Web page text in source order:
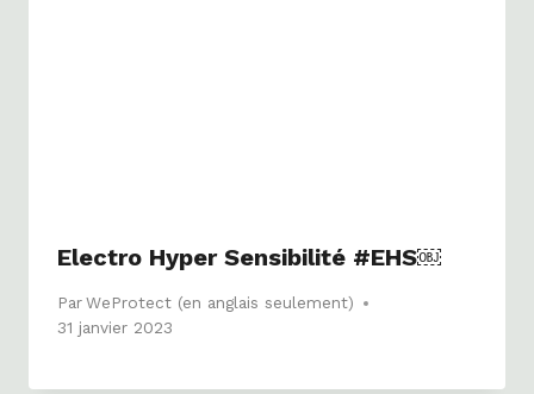
Electro Hyper Sensibilité #EHS￼
ParWeProtect (en anglais seulement)
31 janvier 2023